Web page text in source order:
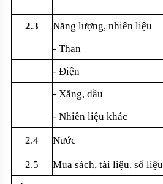
2.3 Năng lượng, nhiên liệu
- Than
- Điện
- Xăng, dầu
- Nhiên liệu khác
2.4 Nước
2.5 Mua sách, tài liệu, số liệu